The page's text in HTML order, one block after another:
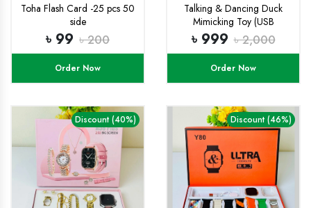
Toha Flash Card -25 pcs 50
side
৳ 99 ৳ 200
Order Now
Talking & Dancing Duck
Mimicking Toy (USB
CHARGING)-
৳ 999 ৳ 2,000
Order Now
Discount (40%) Discount (46%)